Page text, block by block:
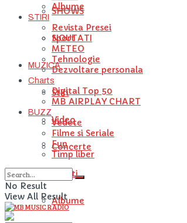
SHOWS
NOUTATI
MUZICA
Stiri
Video
Concerte
Artisti
Albume
Albume
STIRI
Revista Presei
Sport
METEO
Tehnologie
Dezvoltare personala
Charts
Digital Top 50
MB AIRPLAY CHART
BUZZ
Vedete
Filme si Seriale
Fun
Timp liber
No Result
View All Result